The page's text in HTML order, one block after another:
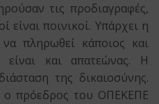
τις προδιαγραφές,
είναι ποινικοί. Υπάρχει η
πληρωθεί κάποιος και
και απατεώνας. Η
της δικαιοσύνης.
ο πρόεδρος του ΟΠΕΚΕΠΕ